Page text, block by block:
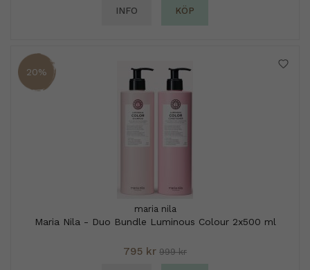
INFO KÖP
20%
maria nila
Maria Nila - Duo Bundle Luminous Colour 2x500 ml
795 kr 999 kr